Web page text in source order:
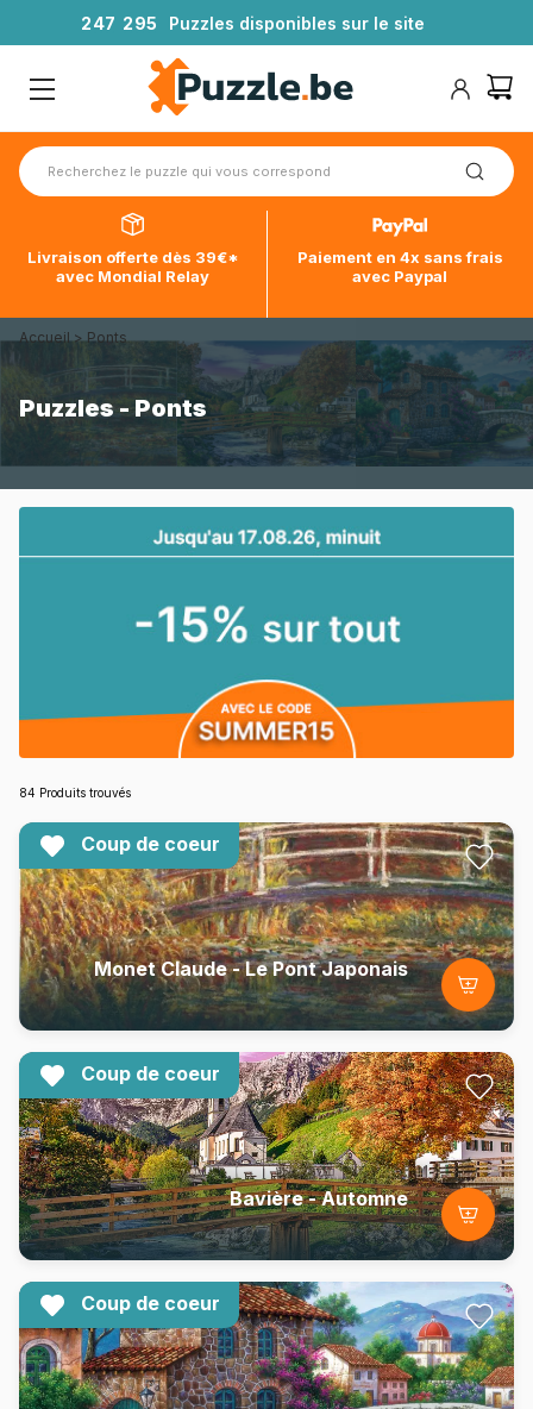
247 295 Puzzles disponibles sur le site
Livraison offerte dès 39€*
avec Mondial Relay
Paiement en 4x sans frais
avec Paypal
Accueil >Ponts
Puzzles - Ponts
84 Produits trouvés
Coup de coeur
Monet Claude - Le Pont Japonais
Coup de coeur
Bavière - Automne
Coup de coeur